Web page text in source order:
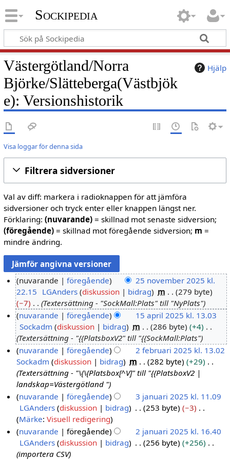
Sockipedia
Hjälp
Västergötland/Norra
Björke/Slätteberga(Västbjök
e): Versionshistorik
Visa loggar för denna sida
Filtrera sidversioner
Val av diff: markera i radioknappen för att jämföra
sidversioner och tryck enter eller knappen längst ner.
Förklaring: (nuvarande)= skillnad mot senaste sidversion;
(föregående)= skillnad mot föregående sidversion; m =
mindre ändring.
n
e
2
nuvarande föregående
25 november 2025 kl.
22.15 LGAnders diskussion bidrag m
279 byte
−7
Textersättning - "SockMall:Plats" till "NyPlats"
a
2
nuvarande föregående
15 april 2025 kl. 13.03
Sockadm diskussion bidrag m 286 byte
+4
Textersättning - "{{PlatsboxV2" till "{{SockMall:Plats"
b
a
nuvarande föregående
2 februari 2025 kl. 13.02
Sockadm diskussion bidrag m 282 byte
+29
Textersättning - "\{\{Platsbox[^V]" till "{{PlatsboxV2 |
landskap=Västergötland "
a
nuvarande föregående
3 januari 2025 kl. 11.09
LGAnders diskussion bidrag 253 byte
−3
I
n
g
e
Märke:Visuell redigering
nuvarande föregående
2 januari 2025 kl. 16.40
LGAnders diskussion bidrag 256 byte
+256
importera CSV